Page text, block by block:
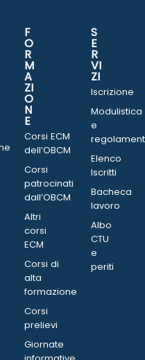
F
O
R
M
A
ZI
O
N
E
Corsi ECM
dell’OBCM
Corsi
patrocinati
dall’OBCM
Altri
corsi
ECM
Corsi di
alta
formazione
Corsi
prelievi
Giornate
S
E
R
VI
ZI
Iscrizione
Modulistica
e
Elenco
Iscritti
Bacheca
lavoro
Albo
CTU
e
periti